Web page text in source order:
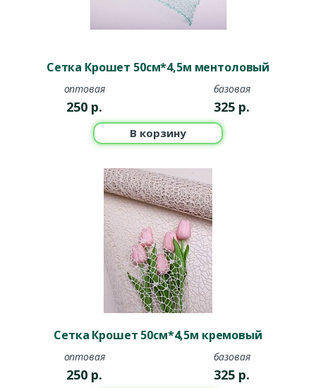
Сетка Крошет 50см*4,5м ментоловый
оптовая
250 р.
базовая
325 р.
В корзину
Сетка Крошет 50см*4,5м кремовый
оптовая
250 р.
базовая
325 р.